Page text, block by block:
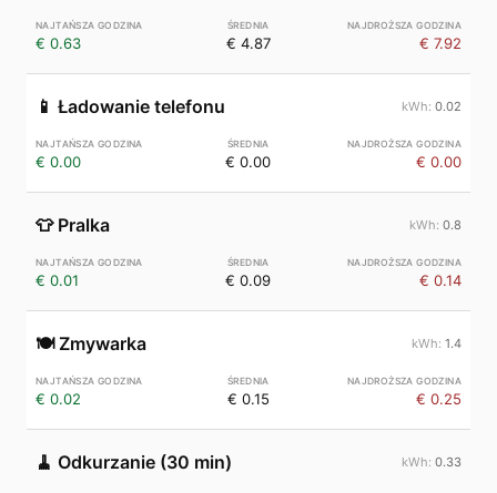
€ 0.63 € 4.87 € 7.92
📱 Ładowanie telefonu 0.02
€ 0.00 € 0.00 € 0.00
👕 Pralka 0.8
€ 0.01 € 0.09 € 0.14
🍽️ Zmywarka 1.4
€ 0.02 € 0.15 € 0.25
🧹 Odkurzanie (30 min) 0.33